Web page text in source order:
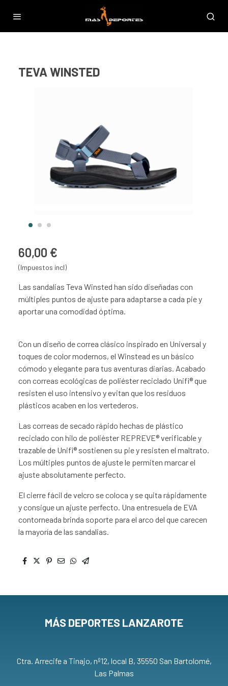
TEVA WINSTED
60,00 €
(Impuestos incl)
Las sandalias Teva Winsted han sido diseñadas con
múltiples puntos de ajuste para adaptarse a cada pie y
aportar una comodidad óptima.
Con un diseño de correa clásico inspirado en Universal y
toques de color modernos, el Winstead es un básico
cómodo y elegante para tus aventuras diarias. Acabado
con correas ecológicas de poliéster reciclado Unifi® que
resisten el uso intensivo y evitan que los residuos
plásticos acaben en los vertederos.
Las correas de secado rápido hechas de plástico
reciclado con hilo de poliéster REPREVE® verificable y
trazable de Unifi® sostienen su pie y resisten el maltrato.
Los múltiples puntos de ajuste le permiten marcar el
ajuste absolutamente perfecto.
El cierre fácil de velcro se coloca y se quita rápidamente
y consigue un ajuste perfecto. Una entresuela de EVA
contorneada brinda soporte para el arco del que carecen
la mayoría de las sandalias.
MÁS DEPORTES LANZAROTE
Ctra. Arrecife a Tinajo, nº12, local B, 35550 San Bartolomé,
Las Palmas